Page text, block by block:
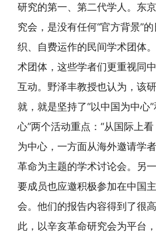
研究的第一、第二代学人。东
究会，是没有任何“官方背景”
织、自费运作的民间学术团体
术团体，这些学者们更重视同
互动。野泽丰教授也认为，该
就，就是坚持了“以中国为中心
心”两个活动重点：“从国际上
为中心，一方面从海外邀请学
革命为主题的学术讨论会。另
要成员也应邀积极参加在中国
会。他们的报告内容得到了很
此，以辛亥革命研究会为平台